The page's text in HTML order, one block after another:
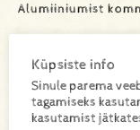
Alumiiniumist
Lisa toode
Lisainfo
Küpsiste info
Sinule parema
tagamiseks
kasutamist